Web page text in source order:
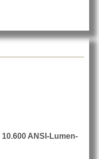
10.600 ANSI-Lumen-